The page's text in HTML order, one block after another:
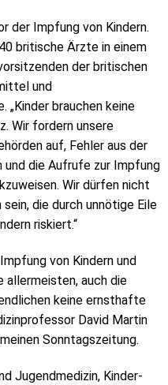
der Impfung von Kindern.
britische Ärzte in einem
der britischen
und
„Kinder brauchen keine
Wir fordern unsere
auf, Fehler aus der
die Aufrufe zur Impfung
Wir dürfen nicht
die durch unnötige Eile
riskiert.“
von Kindern und
allermeisten, auch die
keine ernsthafte
David Martin
Sonntagszeitung.
Jugendmedizin, Kinder-